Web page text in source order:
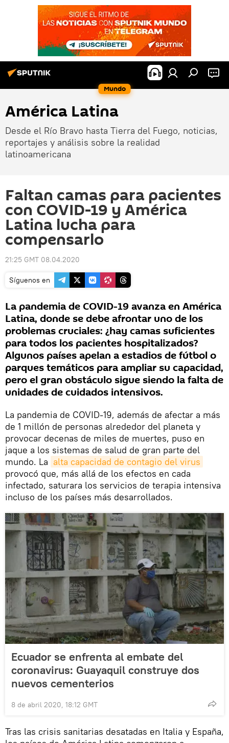
Mundo
América Latina
Desde el Río Bravo hasta Tierra del Fuego, noticias,
reportajes y análisis sobre la realidad
latinoamericana
Faltan camas para pacientes
con COVID-19 y América
Latina lucha para
compensarlo
21:25 GMT 08.04.2020
Síguenos en
La pandemia de COVID-19 avanza en América
Latina, donde se debe afrontar uno de los
problemas cruciales: ¿hay camas suficientes
para todos los pacientes hospitalizados?
Algunos países apelan a estadios de fútbol o
parques temáticos para ampliar su capacidad,
pero el gran obstáculo sigue siendo la falta de
unidades de cuidados intensivos.
La pandemia de COVID-19, además de afectar a más
de 1 millón de personas alrededor del planeta y
provocar decenas de miles de muertes, puso en
jaque a los sistemas de salud de gran parte del
mundo. La alta capacidad de contagio del virus
provocó que, más allá de los efectos en cada
infectado, saturara los servicios de terapia intensiva
incluso de los países más desarrollados.
Ecuador se enfrenta al embate del
coronavirus: Guayaquil construye dos
nuevos cementerios
8 de abril 2020, 18:12 GMT
Tras las crisis sanitarias desatadas en Italia y España,